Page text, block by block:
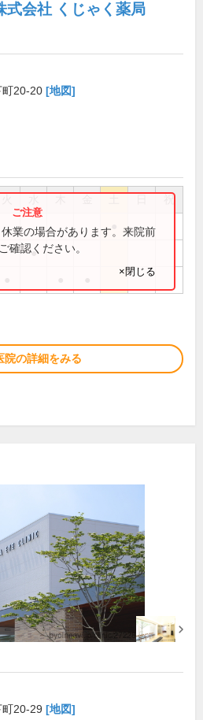
式会社 くじゃく薬局
町20-20 [地図]
祝
●
業の場合があります。来院前
確認ください。
×閉じる
院の詳細をみる
町20-29 [地図]